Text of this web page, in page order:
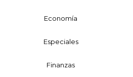
Economía
Especiales
Finanzas